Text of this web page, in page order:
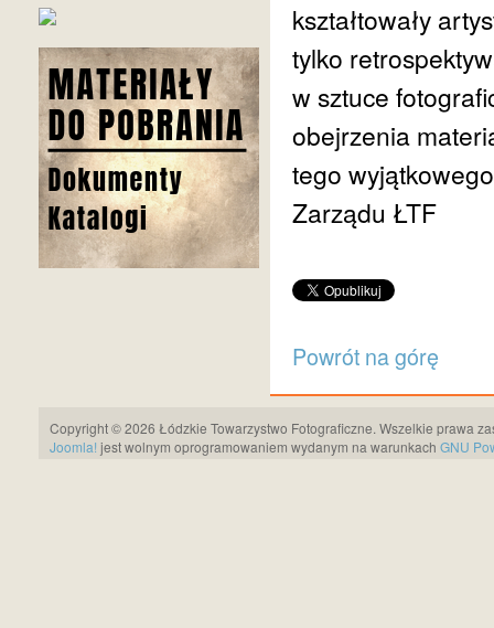
kształtowały
tylko
w sztuce
obejrzenia
tego
Zarządu ŁTF
Powrót na górę
Copyright © 2026 Łódzkie Towarzystwo Fotograficzne. Wszelkie prawa
Joomla! jest wolnym oprogramowaniem wydanym na warunkach GNU